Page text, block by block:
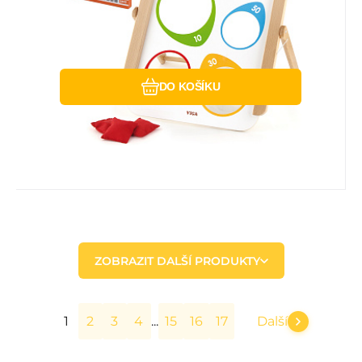
DO KOŠÍKU
Oblíbený
Porovnat
ZOBRAZIT DALŠÍ PRODUKTY
1 2 3 4 ... 15 16 17 Další